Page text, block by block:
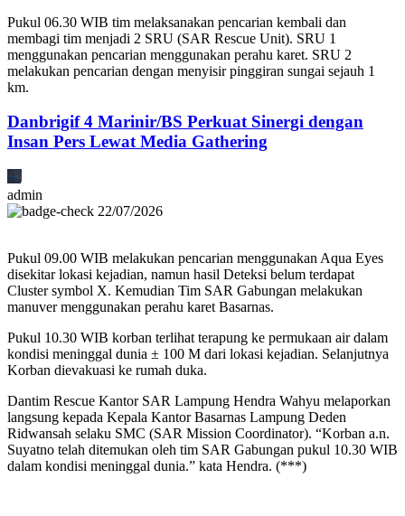
Pukul 06.30 WIB tim melaksanakan pencarian kembali dan
membagi tim menjadi 2 SRU (SAR Rescue Unit). SRU 1
menggunakan pencarian menggunakan perahu karet. SRU 2
melakukan pencarian dengan menyisir pinggiran sungai sejauh 1
km.
Danbrigif 4 Marinir/BS Perkuat Sinergi dengan
Insan Pers Lewat Media Gathering
admin
22/07/2026
Pukul 09.00 WIB melakukan pencarian menggunakan Aqua Eyes
disekitar lokasi kejadian, namun hasil Deteksi belum terdapat
Cluster symbol X. Kemudian Tim SAR Gabungan melakukan
manuver menggunakan perahu karet Basarnas.
Pukul 10.30 WIB korban terlihat terapung ke permukaan air dalam
kondisi meninggal dunia ± 100 M dari lokasi kejadian. Selanjutnya
Korban dievakuasi ke rumah duka.
Dantim Rescue Kantor SAR Lampung Hendra Wahyu melaporkan
langsung kepada Kepala Kantor Basarnas Lampung Deden
Ridwansah selaku SMC (SAR Mission Coordinator). “Korban a.n.
Suyatno telah ditemukan oleh tim SAR Gabungan pukul 10.30 WIB
dalam kondisi meninggal dunia.” kata Hendra. (***)